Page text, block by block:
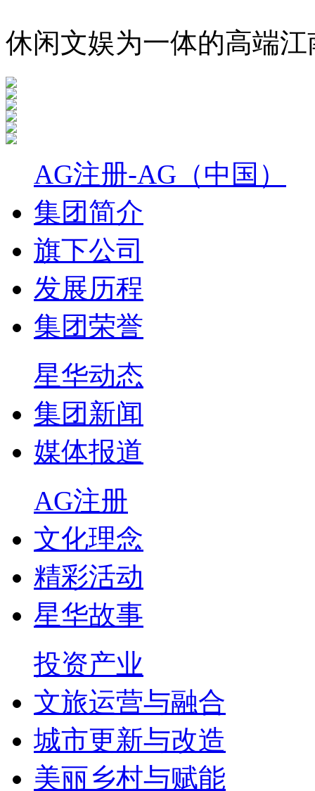
休闲文娱为一体的高端
AG注册-AG（中国）
集团简介
旗下公司
发展历程
集团荣誉
星华动态
集团新闻
媒体报道
AG注册
文化理念
精彩活动
星华故事
投资产业
文旅运营与融合
城市更新与改造
美丽乡村与赋能